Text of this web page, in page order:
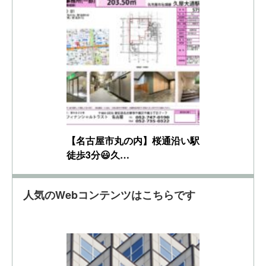
【名古屋市丸の内】桜通沿い駅
徒歩3分😃久…
人気のWebコンテンツはこちらです